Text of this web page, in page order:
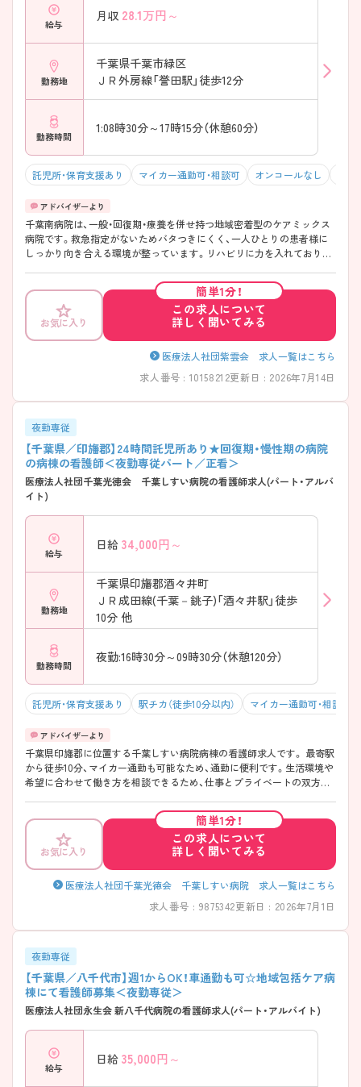
給与
月収 28.1万円～
勤務地
千葉県千葉市緑区
ＪＲ外房線「誉田駅」徒歩12分
勤務時間
1:08時30分～17時15分（休憩60分）
託児所・保育支援あり マイカー通勤可・相談可 オンコールなし
千葉南病院は、一般・回復期・療養を併せ持つ地域密着型のケアミックス
病院です。救急指定がないためバタつきにくく、一人ひとりの患者様に
しっかり向き合える環境が整っています。リハビリに力を入れており、
はほとんどなく、日勤のみの働き方も相談可能。さらに24時間託児所を
完備し、子育て中の方も安心して勤務が可能です。落ち着いた環境で長
く働きたい方には特におすすめの病院です。
――――――――――――――― ■ 「無理なく働ける」安心の勤務環境
――――――――――――――― ワークライフバランスを大切にした
て働ける環境になっています ――――――――――――――― ■ 子育
て世代も安心のサポート体制 ――――――――――――――― 家庭と
勤務時間の相談も柔軟に対応 ・子育て経験のある看護師が多数在籍 →
お互いに理解し合える安心感があります
――――――――――――――― ■ リハビリ看護をしっかり学べる
――――――――――――――― 幅広い疾患に関わりながらスキルア
ップできる環境です。 ・回復期～療養まで一貫して対応 ・PT・OT・STな
ど多職種との連携が充実 ・チームナーシングでフォロー体制も万全 →
経験に不安がある方も安心してスタートできます
――――――――――――――― 忙しすぎない環境だからこその魅力
があります。 ・高齢患者中心でじっくりケアが可能 ・バタつきにくく穏
やかな職場 ・中途入職者へのフォロー体制あり → 腰を据えて働きたい
方にピッタリです
お気に入り
簡単1分！
この求人について
詳しく聞いてみる
医療法人社団紫雲会 求人一覧はこちら
求人番号 : 10158212更新日 : 2026年7月14日
夜勤専従
【千葉県／印旛郡】24時間託児所あり★回復期・慢性期の病院
の病棟の看護師＜夜勤専従パート／正看＞
医療法人社団千葉光徳会 千葉しすい病院の看護師求人(パート・アルバ
イト)
給与
日給 34,000円～
勤務地
千葉県印旛郡酒々井町
ＪＲ成田線(千葉－銚子)「酒々井駅」徒歩
10分 他
勤務時間
夜勤:16時30分～09時30分（休憩120分）
託児所・保育支援あり 駅チカ（徒歩10分以内） マイカー通勤可・相談可
千葉県印旛郡に位置する千葉しすい病院病棟の看護師求人です。 最寄駅
から徒歩10分、マイカー通勤も可能なため、通勤に便利です。生活環境や
希望に合わせて働き方を相談できるため、仕事とプライベートの双方が
り、他職種との連携も取れる、雰囲気の良い環境です。 ご興味のある方に
は、面接対策ポイントなどさらに詳細をお話いたしますので、お気軽にご
相談ください。
お気に入り
簡単1分！
この求人について
詳しく聞いてみる
医療法人社団千葉光徳会 千葉しすい病院 求人一覧はこちら
求人番号 : 9875342更新日 : 2026年7月1日
夜勤専従
【千葉県／八千代市】週1からOK！車通勤も可☆地域包括ケア病
棟にて看護師募集＜夜勤専従＞
医療法人社団永生会 新八千代病院の看護師求人(パート・アルバイト)
給与
日給 35,000円～